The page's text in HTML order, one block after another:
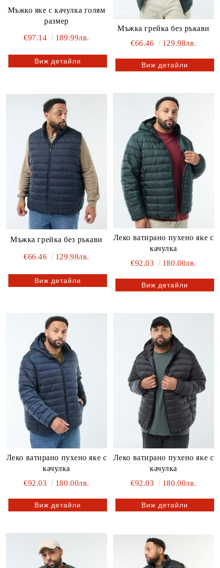
Мъжко яке с качулка голям
размер
€97.14
189.99лв.
Виж детайли
Мъжка грейка без ръкави
€66.46
129.98лв.
Виж детайли
Мъжка грейка без ръкави
€66.46 129.98лв.
Виж детайли
Леко ватирано пухено яке с
качулка
€92.03
180.00лв.
Виж детайли
Леко ватирано пухено яке с
качулка
€92.03
180.00лв.
Виж детайли
Леко ватирано пухено яке с
качулка
€92.03
180.00лв.
Виж детайли